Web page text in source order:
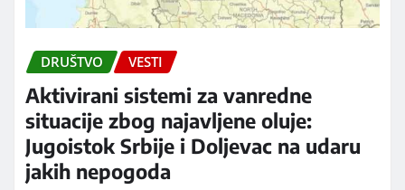
DRUŠTVO VESTI
Aktivirani sistemi za vanredne
situacije zbog najavljene oluje:
Jugoistok Srbije i Doljevac na udaru
jakih nepogoda